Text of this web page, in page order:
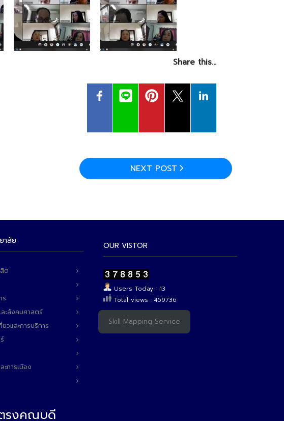
Share this…
NEXT POST
าลัย
ต
ร
ะสังคมศาสตร์
ยวและการบริการ
ะการเมือง
รงคณบดี
OUR VISTOR
Users Today : 13
Total views : 459736
Skill Mapping Service